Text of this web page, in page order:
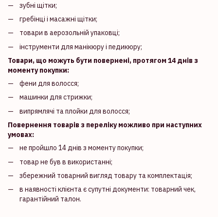
зубні щітки;
гребінці і масажні щітки;
товари в аерозольній упаковці;
інструменти для манікюру і педикюру;
Товари, що можуть бути повернені, протягом 14 днів з
моменту покупки:
фени для волосся;
машинки для стрижки;
випрямлячі та плойки для волосся;
Повернення товарів з переліку можливо при наступних
умовах:
не пройшло 14 днів з моменту покупки;
товар не був в використанні;
збережний товарний вигляд товару та комплектація;
в наявності клієнта є супутні документи: товарний чек,
гарантійний талон.